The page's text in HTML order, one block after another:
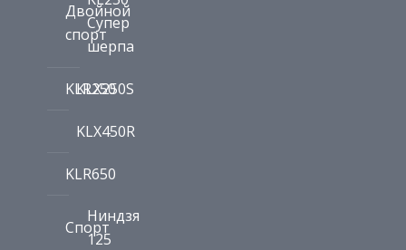
Двойной
спорт
Супер
шерпа
KLR250
KLX250S
KLX450R
KLR650
Спорт
Ниндзя
125